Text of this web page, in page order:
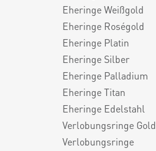
Eheringe Weißgold
Eheringe Roségold
Eheringe Platin
Eheringe Silber
Eheringe Palladium
Eheringe Titan
Eheringe Edelstahl
Verlobungsringe Gold
Verlobungsringe